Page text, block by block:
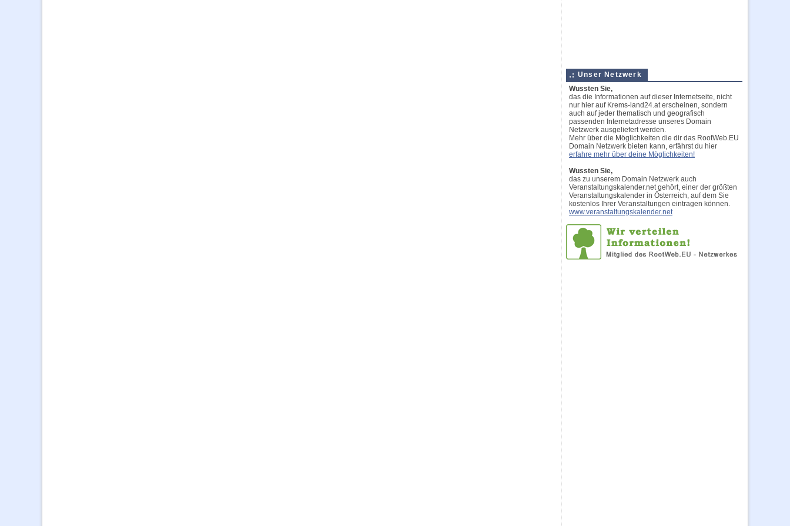
Unser Netzwerk
Wussten Sie,
das die Informationen auf dieser Internetseite, nicht
nur hier auf Krems-land24.at erscheinen, sondern
auch auf jeder thematisch und geografisch
passenden Internetadresse unseres Domain
Netzwerk ausgeliefert werden.
Mehr über die Möglichkeiten die dir das RootWeb.EU
Domain Netzwerk bieten kann, erfährst du hier
erfahre mehr über deine Möglichkeiten!
Wussten Sie,
das zu unserem Domain Netzwerk auch
Veranstaltungskalender.net gehört, einer der größten
Veranstaltungskalender in Österreich, auf dem Sie
kostenlos Ihrer Veranstaltungen eintragen können.
www.veranstaltungskalender.net